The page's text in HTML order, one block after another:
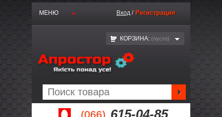
(066) 615-04-85
МЕНЮ Вход / Регистрация
КОРЗИНА: (пустo)